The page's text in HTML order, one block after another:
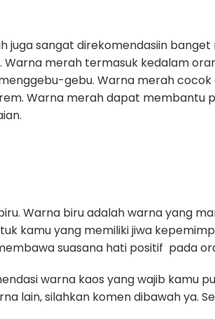
juga sangat direkomendasiin
Warna merah termasuk kedalam
gebu. Warna merah cocok
Warna merah dapat membantu
Warna biru adalah warna yang
kamu yang memiliki jiwa
suasana hati positif pada
warna kaos yang wajib kamu
lain, silahkan komen dibawah ya.